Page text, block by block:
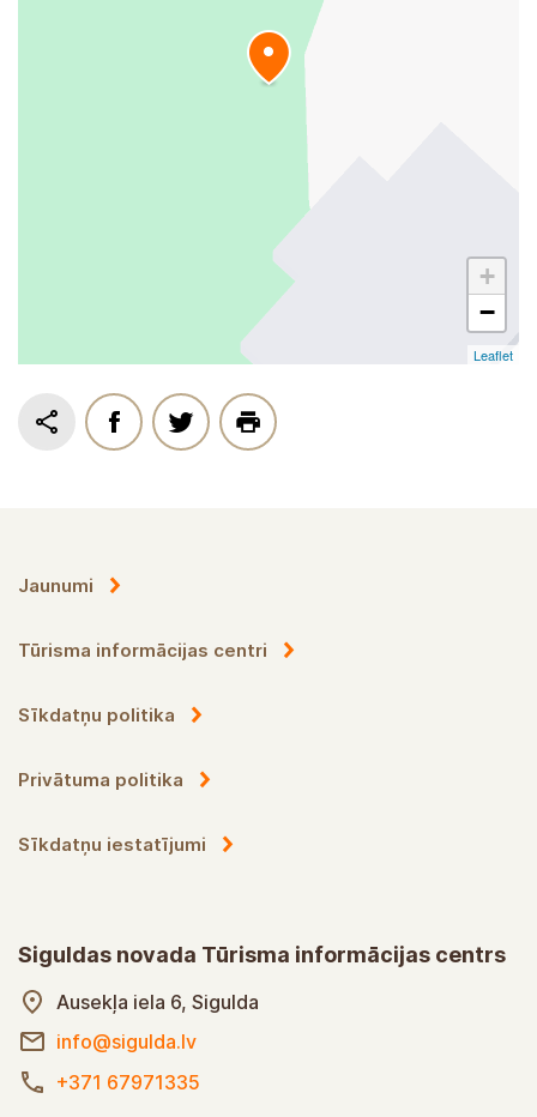
+
−
Leaflet
Jaunumi
Tūrisma informācijas centri
Sīkdatņu politika
Privātuma politika
Sīkdatņu iestatījumi
Siguldas novada Tūrisma informācijas centrs
Ausekļa iela 6, Sigulda
info@sigulda.lv
+371 67971335